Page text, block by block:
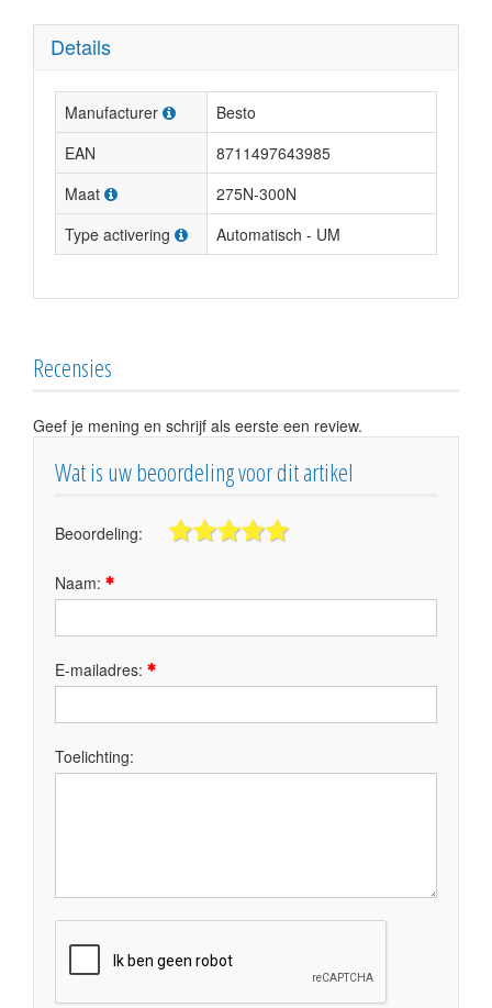
Details
Manufacturer
Besto
EAN
8711497643985
Maat
275N-300N
Type activering
Automatisch - UM
Recensies
Geef je mening en schrijf als eerste een review.
Wat is uw beoordeling voor dit artikel
Beoordeling:
Naam:
E-mailadres:
Toelichting: